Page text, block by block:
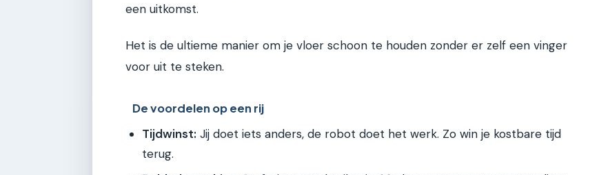
een uitkomst.
Het is de ultieme manier om je vloer schoon te houden zonder er zelf een vinger
voor uit te steken.
De voordelen op een rij
Tijdwinst: Jij doet iets anders, de robot doet het werk. Zo win je kostbare tijd
terug.